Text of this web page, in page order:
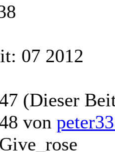
07 2012
(Dieser
von